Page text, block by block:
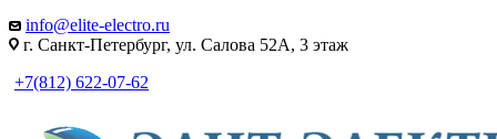
info@elite-electro.ru
г. Санкт-Петербург, ул. Салова 52А, 3 этаж
+7(812) 622-07-62